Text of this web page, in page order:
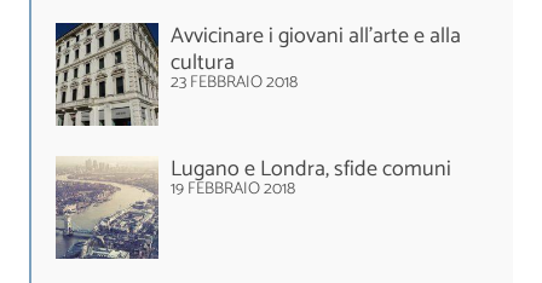
Avvicinare i giovani all’arte e alla
cultura
23 FEBBRAIO 2018
Lugano e Londra, sfide comuni
19 FEBBRAIO 2018